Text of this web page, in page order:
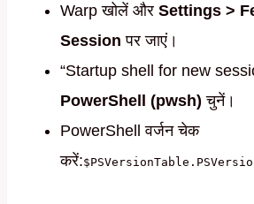
Warp खोलें और Settings >
Session पर जाएं।
“Startup shell for new
PowerShell (pwsh) चुनें।
PowerShell वर्जन चेक
करें: